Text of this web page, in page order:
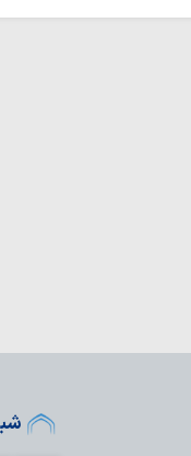
پاسداران مرزهای حقیقت در